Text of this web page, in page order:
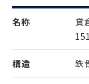
名称 貸
構造 鉄